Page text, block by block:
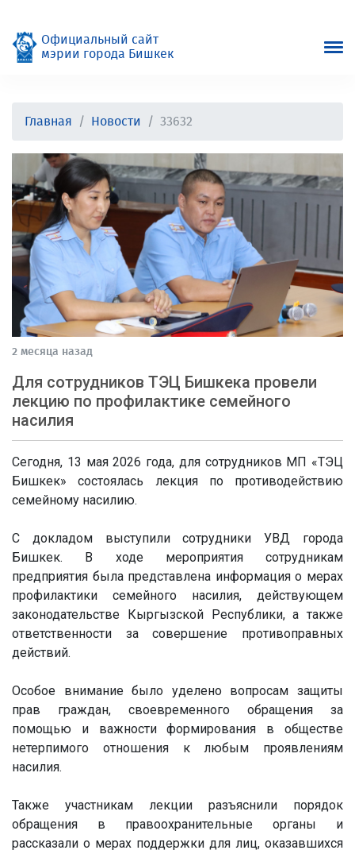
Официальный сайт
мэрии города Бишкек
Главная Новости 33632
2 месяца назад
Для сотрудников ТЭЦ Бишкека провели
лекцию по профилактике семейного
насилия
Сегодня, 13 мая 2026 года, для сотрудников МП «ТЭЦ
Бишкек» состоялась лекция по противодействию
семейному насилию.
С докладом выступили сотрудники УВД города
Бишкек. В ходе мероприятия сотрудникам
предприятия была представлена информация о мерах
профилактики семейного насилия, действующем
законодательстве Кыргызской Республики, а также
ответственности за совершение противоправных
действий.
Особое внимание было уделено вопросам защиты
прав граждан, своевременного обращения за
помощью и важности формирования в обществе
нетерпимого отношения к любым проявлениям
насилия.
Также участникам лекции разъяснили порядок
обращения в правоохранительные органы и
рассказали о мерах поддержки для лиц, оказавшихся